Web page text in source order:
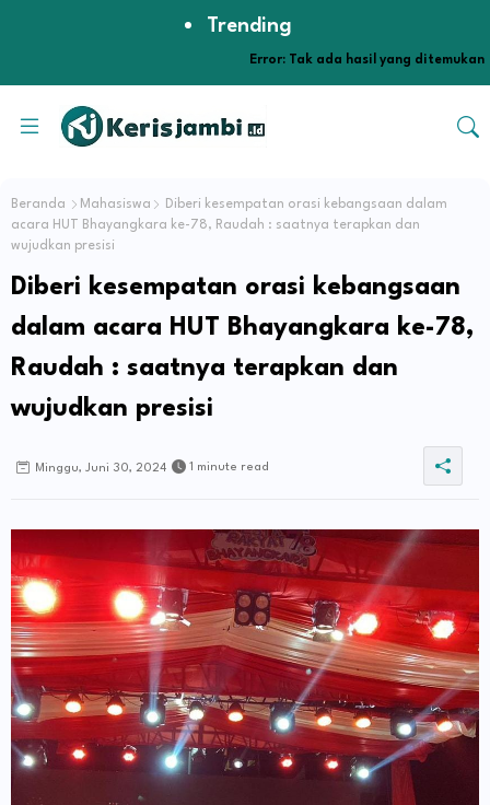
Trending
Error: Tak ada hasil yang ditemukan
Beranda Mahasiswa
Diberi kesempatan orasi kebangsaan dalam
acara HUT Bhayangkara ke-78, Raudah : saatnya terapkan dan
wujudkan presisi
Diberi kesempatan orasi kebangsaan
dalam acara HUT Bhayangkara ke-78,
Raudah : saatnya terapkan dan
wujudkan presisi
Minggu, Juni 30, 2024 1 minute read